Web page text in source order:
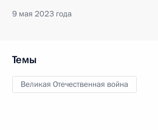
9 мая 2023 года
Темы
Великая Отечественная война